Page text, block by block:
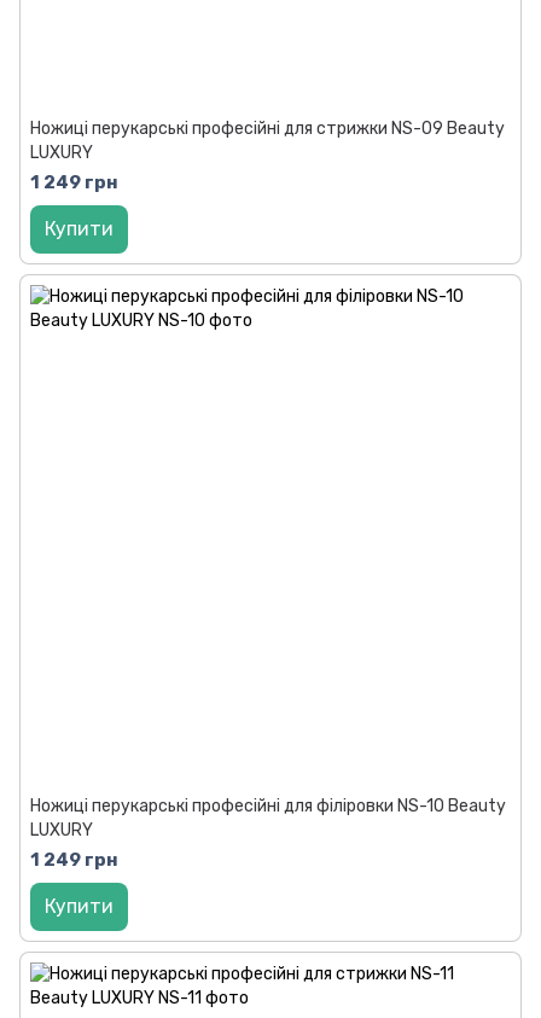
Ножиці перукарські професійні для стрижки NS-09 Beauty
LUXURY
1 249 грн
Купити
Ножиці перукарські професійні для філіровки NS-10 Beauty
LUXURY
1 249 грн
Купити